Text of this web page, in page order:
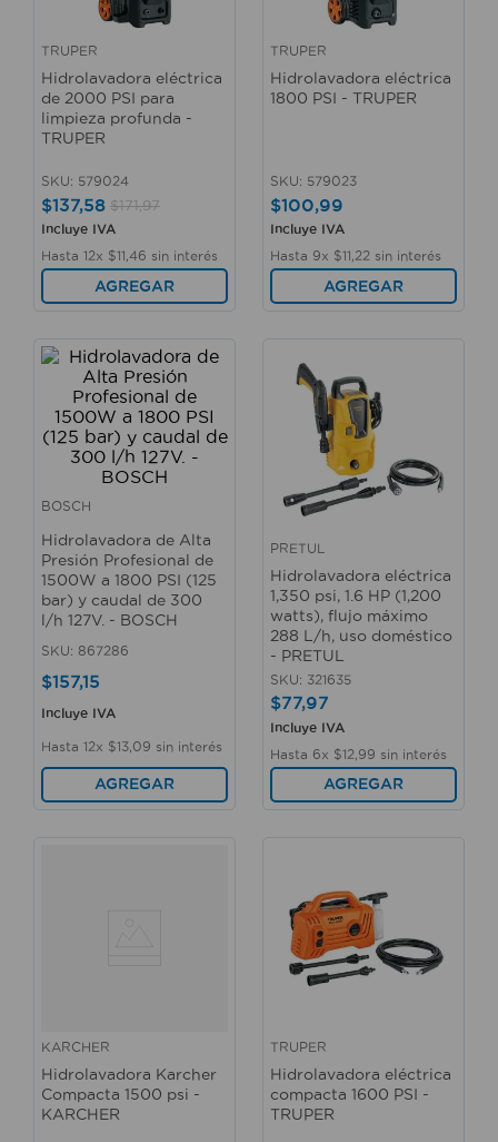
TRUPER
Hidrolavadora eléctrica
de 2000 PSI para
limpieza profunda -
TRUPER
SKU: 579024
$137,58 $171,97
Incluye IVA
Hasta 12x $11 46 sin interés
AGREGAR
TRUPER
Hidrolavadora eléctrica
1800 PSI - TRUPER
SKU: 579023
$100,99
Incluye IVA
Hasta 9x $11 22 sin interés
AGREGAR
BOSCH
Hidrolavadora de Alta
Presión Profesional de
1500W a 1800 PSI (125
bar) y caudal de 300
l/h 127V. - BOSCH
SKU: 867286
$157,15
Incluye IVA
Hasta 12x $13 09 sin interés
AGREGAR
PRETUL
Hidrolavadora eléctrica
1,350 psi, 1.6 HP (1,200
watts), flujo máximo
288 L/h, uso doméstico
- PRETUL
SKU: 321635
$77,97
Incluye IVA
Hasta 6x $12 99 sin interés
AGREGAR
KARCHER
Hidrolavadora Karcher
Compacta 1500 psi -
KARCHER
TRUPER
Hidrolavadora eléctrica
compacta 1600 PSI -
TRUPER